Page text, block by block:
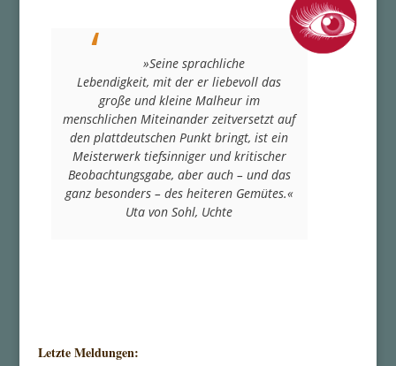
»Seine sprachliche
Lebendigkeit, mit der er liebevoll das
große und kleine Malheur im
menschlichen Miteinander zeitversetzt auf
den plattdeutschen Punkt bringt, ist ein
Meisterwerk tiefsinniger und kritischer
Beobachtungsgabe, aber auch – und das
ganz besonders – des heiteren Gemütes.«
Uta von Sohl, Uchte
Letzte Meldungen: